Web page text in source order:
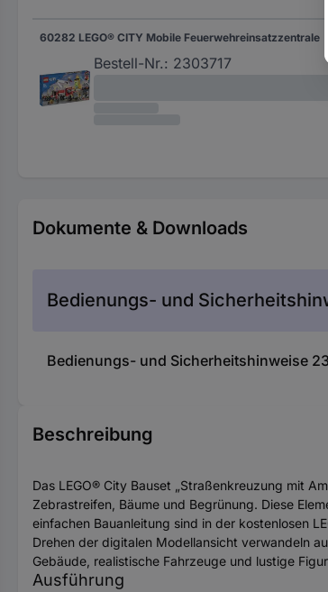
60282 LEGO® CITY Mobile Feuerwehreinsatzzentrale
Bestell-Nr.: 2303717
Dokumente & Downloads
Bedienungs- und
Bedienungs- und Sicherheitshinweise
Beschreibung
Das LEGO® City Bauset „Straßenkreuzung mit
Zebrastreifen, Bäume und Begrünung. Diese
einfachen Bauanleitung sind in der kostenlosen
Drehen der digitalen Modellansicht verwandeln
Gebäude, realistische Fahrzeuge und lustige
Ausführung